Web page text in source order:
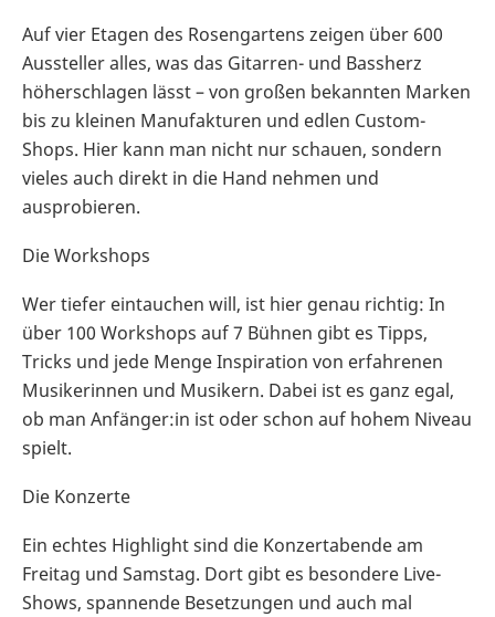
Auf vier Etagen des Rosengartens zeigen über 600
Aussteller alles, was das Gitarren- und Bassherz
höherschlagen lässt – von großen bekannten Marken
bis zu kleinen Manufakturen und edlen Custom-
Shops. Hier kann man nicht nur schauen, sondern
vieles auch direkt in die Hand nehmen und
ausprobieren.
Die Workshops
Wer tiefer eintauchen will, ist hier genau richtig: In
über 100 Workshops auf 7 Bühnen gibt es Tipps,
Tricks und jede Menge Inspiration von erfahrenen
Musikerinnen und Musikern. Dabei ist es ganz egal,
ob man Anfänger:in ist oder schon auf hohem Niveau
spielt.
Die Konzerte
Ein echtes Highlight sind die Konzertabende am
Freitag und Samstag. Dort gibt es besondere Live-
Shows, spannende Besetzungen und auch mal